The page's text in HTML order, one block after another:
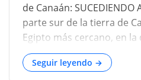
de Canaán: SUCEDIENDO
parte sur de la tierra de
Egipto más cercano, en la
continuación, la ocasión
Seguir leyendo →